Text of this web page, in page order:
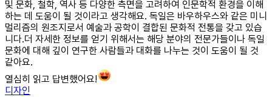
및 문화, 철학, 역사 등 다양한 측면을 고려하여 인문학적 환경을 이해
하는 데 도움이 될 것이라고 생각해요. 독일은 바우하우스와 같은 미니
멀리즘의 원조지로서 예술과 공학이 결합된 문화적 전통을 갖고 있습
니다.더 자세한 정보를 얻기 위해서는 해당 분야의 전문가들이나 독일
문화에 대해 깊이 연구한 사람들과 대화를 나누는 것이 도움이 될 것
같아요.
열심히 읽고 답변했어요!
디자인